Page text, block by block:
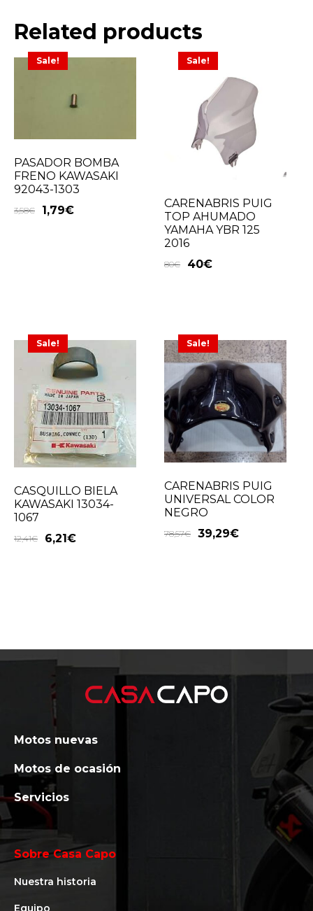
Related products
Sale!
PASADOR BOMBA
FRENO KAWASAKI
92043-1303
3,58€ 1,79€
Sale!
CARENABRIS PUIG
TOP AHUMADO
YAMAHA YBR 125
2016
80€ 40€
Sale!
CASQUILLO BIELA
KAWASAKI 13034-
1067
12,41€ 6,21 €
Sale!
CARENABRIS PUIG
UNIVERSAL COLOR
NEGRO
78,57€ 39,29€
Motos nuevas
Motos de ocasión
Servicios
Sobre Casa Capo
Nuestra historia
Equipo